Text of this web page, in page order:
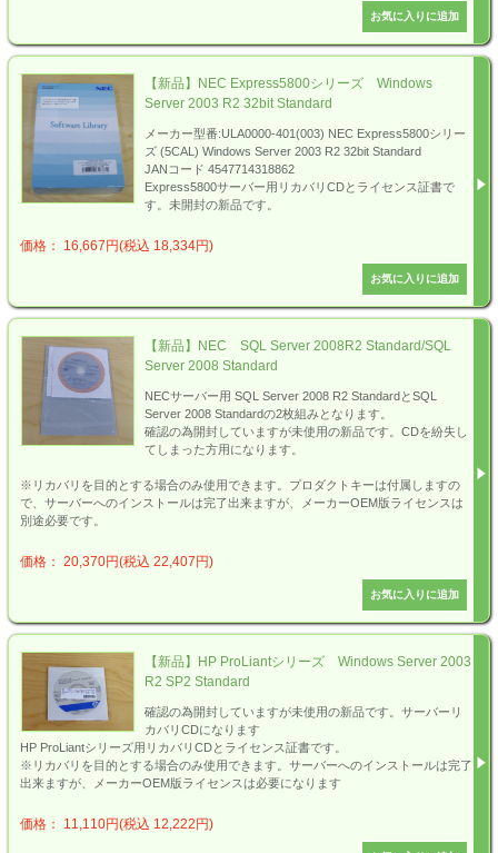
【新品】NEC Express5800シリーズ Windows
Server 2003 R2 32bit Standard
メーカー型番:ULA0000-401(003) NEC Express5800シリー
ズ (5CAL) Windows Server 2003 R2 32bit Standard
JANコード 4547714318862
Express5800サーバー用リカバリCDとライセンス証書で
す。未開封の新品です。
価格： 16,667円(税込 18,334円)
【新品】NEC SQL Server 2008R2 Standard/SQL
Server 2008 Standard
NECサーバー用 SQL Server 2008 R2 StandardとSQL
Server 2008 Standardの2枚組みとなります。
確認の為開封していますが未使用の新品です。CDを紛失し
てしまった方用になります。
※リカバリを目的とする場合のみ使用できます。プロダクトキーは付属しますの
で、サーバーへのインストールは完了出来ますが、メーカーOEM版ライセンスは
別途必要です。
価格： 20,370円(税込 22,407円)
【新品】HP ProLiantシリーズ Windows Server 2003
R2 SP2 Standard
確認の為開封していますが未使用の新品です。サーバーリ
カバリCDになります
HP ProLiantシリーズ用リカバリCDとライセンス証書です。
※リカバリを目的とする場合のみ使用できます。サーバーへのインストールは完了
出来ますが、メーカーOEM版ライセンスは必要になります
価格： 11,110円(税込 12,222円)